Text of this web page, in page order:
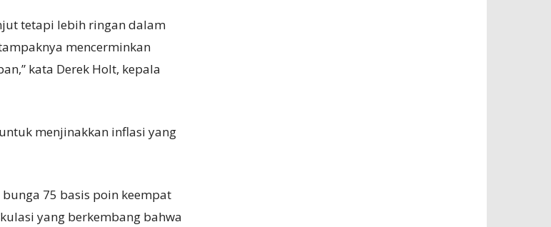
tetapi lebih ringan dalam
mencerminkan
kata Derek Holt, kepala
menjinakkan inflasi yang
75 basis poin keempat
yang berkembang bahwa